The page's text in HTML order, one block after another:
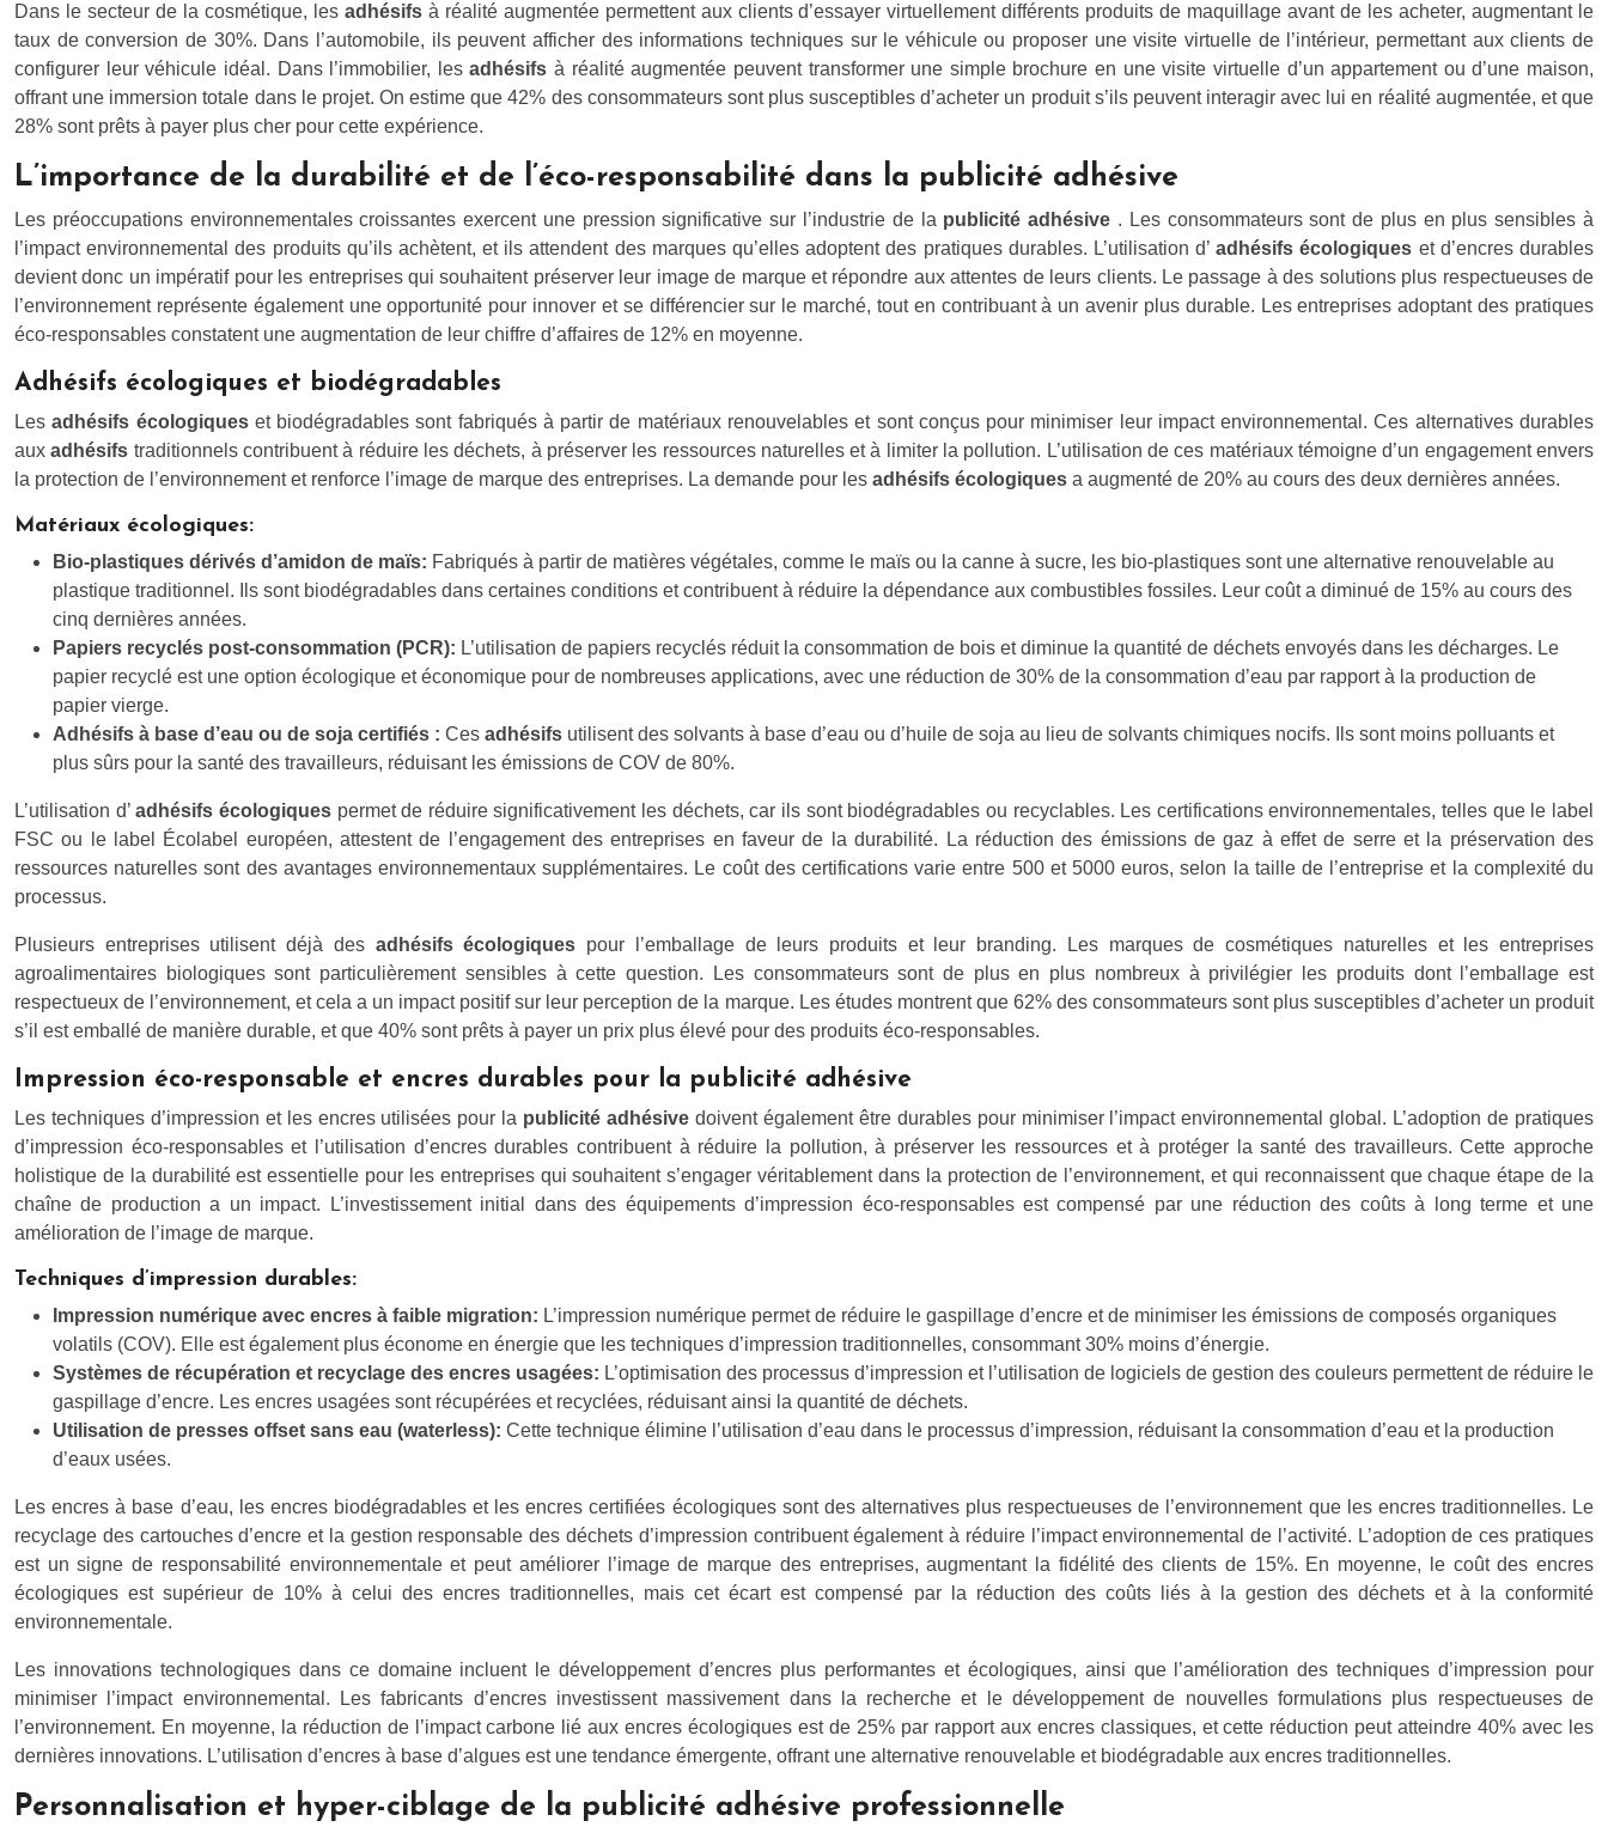
Dans le secteur de la cosmétique, les adhésifs à réalité augmentée permettent aux clients d’essayer virtuellement différents produits de maquillage avant de les acheter, augmentant le
taux de conversion de 30%. Dans l’automobile, ils peuvent afficher des informations techniques sur le véhicule ou proposer une visite virtuelle de l’intérieur, permettant aux clients de
configurer leur véhicule idéal. Dans l’immobilier, lesadhésifs à réalité augmentée peuvent transformer une simple brochure en une visite virtuelle d’un appartement ou d’une maison,
offrant une immersion totale dans le projet. On estime que 42% des consommateurs sont plus susceptibles d’acheter un produit s’ils peuvent interagir avec lui en réalité augmentée, et que
28% sont prêts à payer plus cher pour cette expérience.
L’importance de la durabilité et de l’éco-responsabilité dans la publicité adhésive
Les préoccupations environnementales croissantes exercent une pression significative sur l’industrie de la publicité adhésive . Les consommateurs sont de plus en plus sensibles à
l’impact environnemental des produits qu’ils achètent, et ils attendent des marques qu’elles adoptent des pratiques durables. L’utilisation d’adhésifs écologiques et d’encres durables
devient donc un impératif pour les entreprises qui souhaitent préserver leur image de marque et répondre aux attentes de leurs clients. Le passage à des solutions plus respectueuses de
l’environnement représente également une opportunité pour innover et se différencier sur le marché, tout en contribuant à un avenir plus durable. Les entreprises adoptant des pratiques
éco-responsables constatent une augmentation de leur chiffre d’affaires de 12% en moyenne.
Adhésifs écologiques et biodégradables
Lesadhésifs écologiques et biodégradables sont fabriqués à partir de matériaux renouvelables et sont conçus pour minimiser leur impact environnemental. Ces alternatives durables
auxadhésifs traditionnels contribuent à réduire les déchets, à préserver les ressources naturelles et à limiter la pollution. L’utilisation de ces matériaux témoigne d’un engagement envers
la protection de l’environnement et renforce l’image de marque des entreprises. La demande pour les adhésifs écologiques a augmenté de 20% au cours des deux dernières années.
Matériaux écologiques:
Bio-plastiques dérivés d’amidon de maïs: Fabriqués à partir de matières végétales, comme le maïs ou la canne à sucre, les bio-plastiques sont une alternative renouvelable au
plastique traditionnel. Ils sont biodégradables dans certaines conditions et contribuent à réduire la dépendance aux combustibles fossiles. Leur coût a diminué de 15% au cours des
cinq dernières années.
Papiers recyclés post-consommation (PCR): L’utilisation de papiers recyclés réduit la consommation de bois et diminue la quantité de déchets envoyés dans les décharges. Le
papier recyclé est une option écologique et économique pour de nombreuses applications, avec une réduction de 30% de la consommation d’eau par rapport à la production de
papier vierge.
Adhésifs à base d’eau ou de soja certifiés : Ces adhésifs utilisent des solvants à base d’eau ou d’huile de soja au lieu de solvants chimiques nocifs. Ils sont moins polluants et
plus sûrs pour la santé des travailleurs, réduisant les émissions de COV de 80%.
L’utilisation d’adhésifs écologiques permet de réduire significativement les déchets, car ils sont biodégradables ou recyclables. Les certifications environnementales, telles que le label
FSC ou le label Écolabel européen, attestent de l’engagement des entreprises en faveur de la durabilité. La réduction des émissions de gaz à effet de serre et la préservation des
ressources naturelles sont des avantages environnementaux supplémentaires. Le coût des certifications varie entre 500 et 5000 euros, selon la taille de l’entreprise et la complexité du
processus.
Plusieurs entreprises utilisent déjà des adhésifs écologiques pour l’emballage de leurs produits et leur branding. Les marques de cosmétiques naturelles et les entreprises
agroalimentaires biologiques sont particulièrement sensibles à cette question. Les consommateurs sont de plus en plus nombreux à privilégier les produits dont l’emballage est
respectueux de l’environnement, et cela a un impact positif sur leur perception de la marque. Les études montrent que 62% des consommateurs sont plus susceptibles d’acheter un produit
s’il est emballé de manière durable, et que 40% sont prêts à payer un prix plus élevé pour des produits éco-responsables.
Impression éco-responsable et encres durables pour la publicité adhésive
Les techniques d’impression et les encres utilisées pour la publicité adhésivedoivent également être durables pour minimiser l’impact environnemental global. L’adoption de pratiques
d’impression éco-responsables et l’utilisation d’encres durables contribuent à réduire la pollution, à préserver les ressources et à protéger la santé des travailleurs. Cette approche
holistique de la durabilité est essentielle pour les entreprises qui souhaitent s’engager véritablement dans la protection de l’environnement, et qui reconnaissent que chaque étape de la
chaîne de production a un impact. L’investissement initial dans des équipements d’impression éco-responsables est compensé par une réduction des coûts à long terme et une
amélioration de l’image de marque.
Techniques d’impression durables:
Impression numérique avec encres à faible migration: L’impression numérique permet de réduire le gaspillage d’encre et de minimiser les émissions de composés organiques
volatils (COV). Elle est également plus économe en énergie que les techniques d’impression traditionnelles, consommant 30% moins d’énergie.
Systèmes de récupération et recyclage des encres usagées: L’optimisation des processus d’impression et l’utilisation de logiciels de gestion des couleurs permettent de réduire le
gaspillage d’encre. Les encres usagées sont récupérées et recyclées, réduisant ainsi la quantité de déchets.
Utilisation de presses offset sans eau (waterless): Cette technique élimine l’utilisation d’eau dans le processus d’impression, réduisant la consommation d’eau et la production
d’eaux usées.
Les encres à base d’eau, les encres biodégradables et les encres certifiées écologiques sont des alternatives plus respectueuses de l’environnement que les encres traditionnelles. Le
recyclage des cartouches d’encre et la gestion responsable des déchets d’impression contribuent également à réduire l’impact environnemental de l’activité. L’adoption de ces pratiques
est un signe de responsabilité environnementale et peut améliorer l’image de marque des entreprises, augmentant la fidélité des clients de 15%. En moyenne, le coût des encres
écologiques est supérieur de 10% à celui des encres traditionnelles, mais cet écart est compensé par la réduction des coûts liés à la gestion des déchets et à la conformité
environnementale.
Les innovations technologiques dans ce domaine incluent le développement d’encres plus performantes et écologiques, ainsi que l’amélioration des techniques d’impression pour
minimiser l’impact environnemental. Les fabricants d’encres investissent massivement dans la recherche et le développement de nouvelles formulations plus respectueuses de
l’environnement. En moyenne, la réduction de l’impact carbone lié aux encres écologiques est de 25% par rapport aux encres classiques, et cette réduction peut atteindre 40% avec les
dernières innovations. L’utilisation d’encres à base d’algues est une tendance émergente, offrant une alternative renouvelable et biodégradable aux encres traditionnelles.
Personnalisation et hyper-ciblage de la publicité adhésive professionnelle